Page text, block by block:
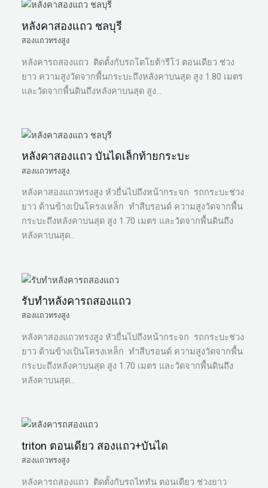
หลังคาสองแถว ชลบุรี
สองแถวทรงสูง
หลังคารถสองแถว ติดตั้งกับรถโตโยต้ารีโว่ ตอนเดียว ช่วง
ยาว ความสูงวัดจากพื้นกระบะถึงหลังคาบนสุด สูง 1.80 เมตร
และวัดจากพื้นดินถึงหลังคาบนสุด สูง…
หลังคาสองแถว บันไดเล็กท้ายกระบะ
สองแถวทรงสูง
หลังคาสองแถวทรงสูง หัวยื่นไปถึงหน้ากระจก รถกระบะช่วง
ยาว ด้านข้างเป้นโครงเหล็ก ทำสีบรอนด์ ความสูงวัดจากพื้น
กระบะถึงหลังคาบนสุด สูง 1.70 เมตร และวัดจากพื้นดินถึง
หลังคาบนสุด…
รับทำหลังคารถสองแถว
สองแถวทรงสูง
หลังคาสองแถวทรงสูง หัวยื่นไปถึงหน้ากระจก รถกระบะช่วง
ยาว ด้านข้างเป้นโครงเหล็ก ทำสีบรอนด์ ความสูงวัดจากพื้น
กระบะถึงหลังคาบนสุด สูง 1.70 เมตร และวัดจากพื้นดินถึง
หลังคาบนสุด…
triton ตอนเดียว สองแถว+บันได
สองแถวทรงสูง
หลังคารถสองแถว ติดตั้งกับรถไททัน ตอนเดียว ช่วงยาว